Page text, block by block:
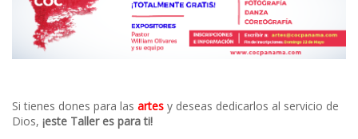
Si tienes dones para las artes y deseas dedicarlos al servicio de
Dios, ¡este Taller es para ti!